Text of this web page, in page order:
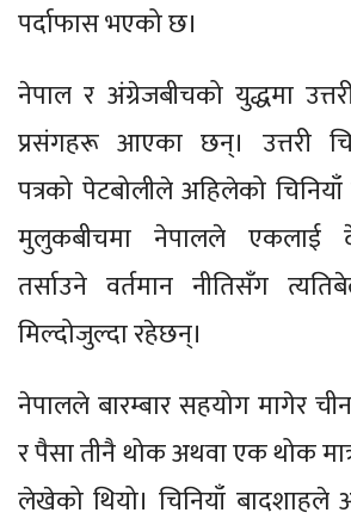
पर्दाफास भएको छ।
नेपाल र अंग्रेजबीचको युद्धमा
प्रसंगहरू आएका छन्। उत्तरी
पत्रको पेटबोलीले अहिलेको चिनियाँ
मुलुकबीचमा नेपालले एकलाई
तर्साउने वर्तमान नीतिसँग
मिल्दोजुल्दा रहेछन्।
नेपालले बारम्बार सहयोग मागेर
र पैसा तीनै थोक अथवा एक थोक
लेखेको थियो। चिनियाँ